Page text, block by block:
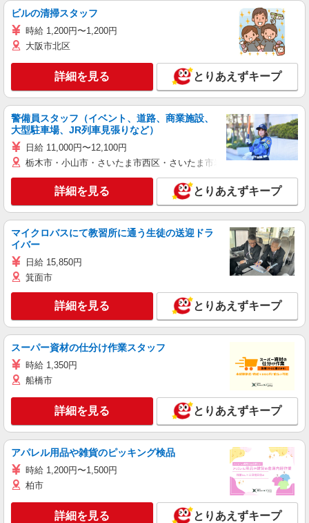
ビルの清掃スタッフ
時給 1,200円〜1,200円
大阪市北区
詳細を見る とりあえずキープ
警備員スタッフ（イベント、道路、商業施設、
大型駐車場、JR列車見張りなど）
日給 11,000円〜12,100円
栃木市・小山市・さいたま市西区・さいたま市岩槻区・久喜市・蓮田
詳細を見る とりあえずキープ
マイクロバスにて教習所に通う生徒の送迎ドラ
イバー
日給 15,850円
箕面市
詳細を見る とりあえずキープ
スーパー資材の仕分け作業スタッフ
時給 1,350円
船橋市
詳細を見る とりあえずキープ
アパレル用品や雑貨のピッキング検品
時給 1,200円〜1,500円
柏市
詳細を見る とりあえずキープ